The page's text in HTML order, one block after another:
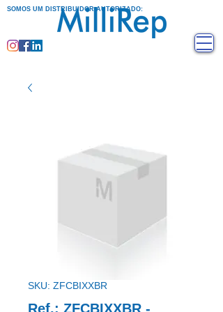
SOMOS UM DISTRIBUIDOR AUTORIZADO:
SKU: ZFCBIXXBR
Ref.: ZFCBIXXBR -